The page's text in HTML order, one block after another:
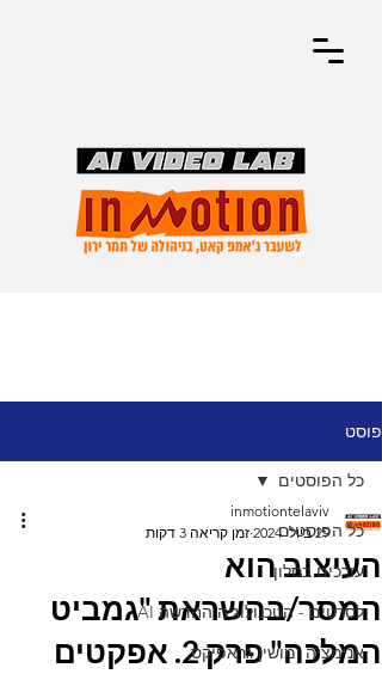
פוסט
כל הפוסטים
עורכים בסלון
לסרטים - הטכנולוגיה החדשה AI
אנימציה ומושין גראפיקס
כל הפוסטים
העיצוב הוא
המסר/בהשראת "גמביט
המלכה" פרק 2. אפקטים
inmotiontelaviv
29 ביולי 2024
זמן קריאה 3 דקות